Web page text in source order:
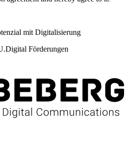
mit Digitalisierung
Förderungen